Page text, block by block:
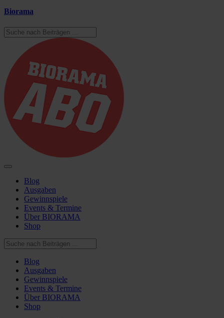
Biorama
Blog
Ausgaben
Gewinnspiele
Events & Termine
Über BIORAMA
Shop
Blog
Ausgaben
Gewinnspiele
Events & Termine
Über BIORAMA
Shop